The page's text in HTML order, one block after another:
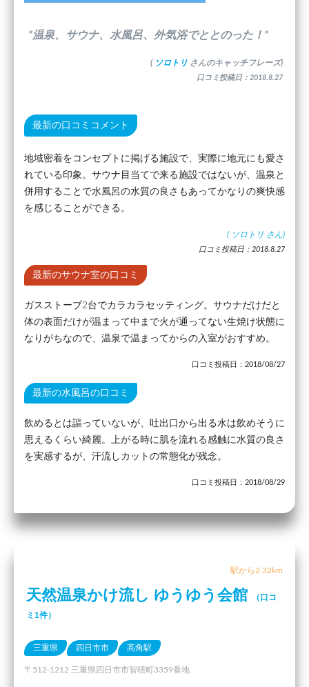
”温泉、サウナ、水風呂、外気浴でととのった！”
( ソロトリ さんのキャッチフレーズ)
口コミ投稿日：2018.8.27
最新の口コミコメント
地域密着をコンセプトに掲げる施設で、実際に地元にも愛さ
れている印象。サウナ目当てで来る施設ではないが、温泉と
併用することで水風呂の水質の良さもあってかなりの爽快感
を感じることができる。
( ソロトリ さん)
口コミ投稿日：2018.8.27
最新のサウナ室の口コミ
ガスストーブ2台でカラカラセッティング。サウナだけだと
体の表面だけが温まって中まで火が通ってない生焼け状態に
なりがちなので、温泉で温まってからの入室がおすすめ。
口コミ投稿日：2018/08/27
最新の水風呂の口コミ
飲めるとは謳っていないが、吐出口から出る水は飲めそうに
思えるくらい綺麗。上がる時に肌を流れる感触に水質の良さ
を実感するが、汗流しカットの常態化が残念。
口コミ投稿日：2018/08/29
駅から2.32km
天然温泉かけ流し ゆうゆう会館
（口コ
ミ1件）
三重県 四日市市 高角駅
〒512-1212 三重県四日市市智積町3359番地